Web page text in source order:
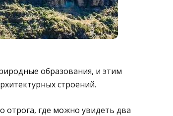
образования, и этим
строений.
отрога, где можно увидеть два